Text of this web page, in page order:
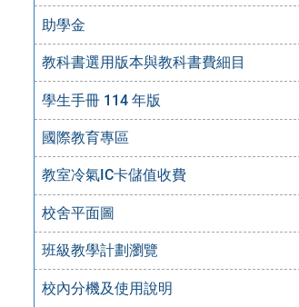
助學金
教科書選用版本與教科書費細目
學生手冊 114 年版
國際教育專區
教室冷氣IC卡儲值收費
校舍平面圖
班級教學計劃瀏覽
校內分機及使用說明